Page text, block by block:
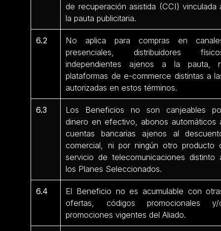
de recuperación asistida (CCI) vinculada
la pauta publicitaria.
6.2
No aplica para compras en
presenciales, distribuidores
independientes ajenos a la pauta,
plataformas de e-commerce distintas a
autorizadas en estos términos.
6.3
Los Beneficios no son canjeables
dinero en efectivo, abonos automáticos
cuentas bancarias ajenos al
comercial, ni por ningún otro producto
servicio de telecomunicaciones distinto
los Planes Seleccionados.
6.4
El Beneficio no es acumulable con
ofertas, códigos promocionales y/
promociones vigentes del Aliado.